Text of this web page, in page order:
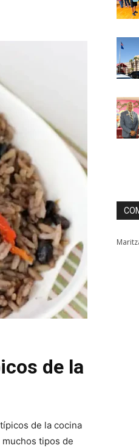
de la
de la cocina
tipos de